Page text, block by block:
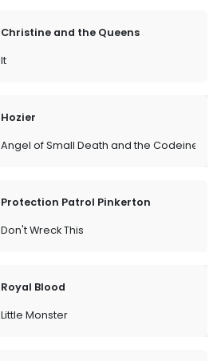
Christine and the Queens
It
Hozier
Angel of Small Death and the Codeine
Protection Patrol Pinkerton
Don't Wreck This
Royal Blood
Little Monster